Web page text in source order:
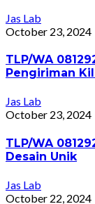
Jas Lab
October 23, 2024
TLP/WA
Pengiriman
Jas Lab
October 23, 2024
TLP/WA
Desain Unik
Jas Lab
October 22, 2024